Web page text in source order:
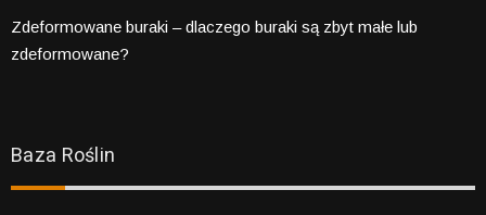
Zdeformowane buraki – dlaczego buraki są zbyt małe lub
zdeformowane?
Baza Roślin